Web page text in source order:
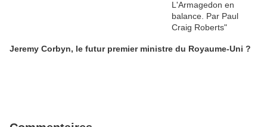
Jeremy Corbyn, le futur premier ministre du Royaume-Uni ?